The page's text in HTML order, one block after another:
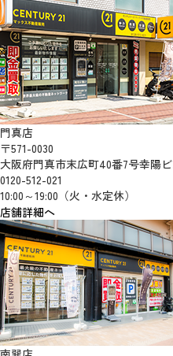
門真店
〒571-0030
大阪府門真市末広町40番7号幸陽
0120-512-021
10:00～19:00（火・水定休）
店舗詳細へ